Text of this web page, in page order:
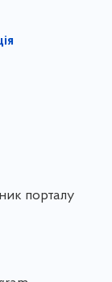
порталу